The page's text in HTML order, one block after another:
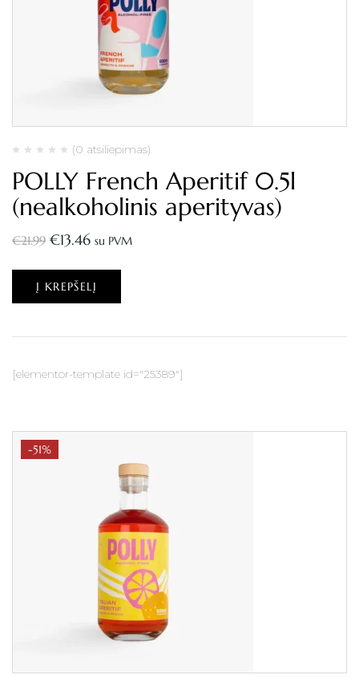
(0 atsiliepimas)
POLLY French Aperitif 0.5l
(nealkoholinis aperityvas)
€21.99 €13.46 su PVM
Į KREPŠELĮ
[elementor-template id="25389"]
-51%